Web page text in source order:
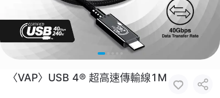
〈VAP〉USB 4® 超高速傳輸線1M